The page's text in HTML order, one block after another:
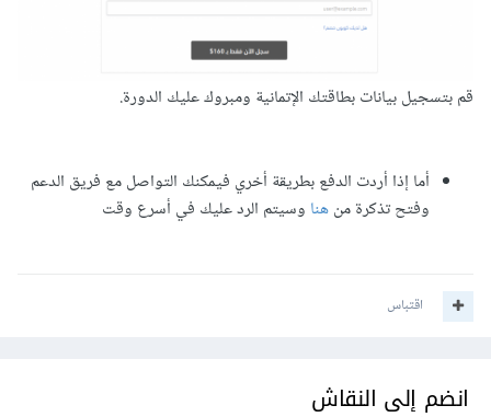
قم بتسجيل بيانات بطاقتك الإتمانية ومبروك عليك الدورة.
أما إذا أردت الدفع بطريقة أخري فيمكنك التواصل مع فريق الدعم
وفتح تذكرة منهنا وسيتم الرد عليك في أسرع وقت
اقتباس
انضم إلى النقاش